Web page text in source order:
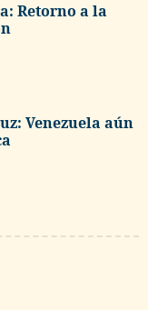
Retorno a la
Venezuela aún